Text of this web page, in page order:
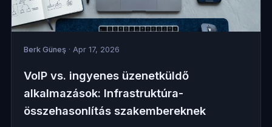
Berk Güneş· Apr 17, 2026
VoIP vs. ingyenes üzenetküldő
alkalmazások: Infrastruktúra-
összehasonlítás szakembereknek